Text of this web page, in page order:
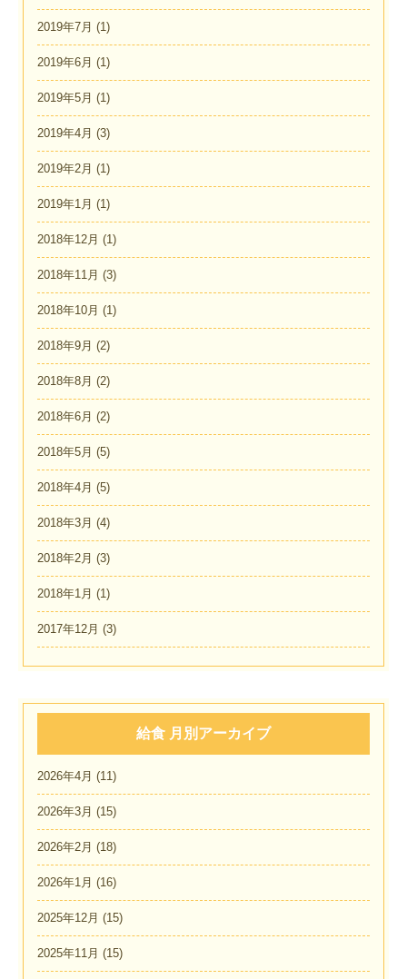
2019年7月 (1)
2019年6月 (1)
2019年5月 (1)
2019年4月 (3)
2019年2月 (1)
2019年1月 (1)
2018年12月 (1)
2018年11月 (3)
2018年10月 (1)
2018年9月 (2)
2018年8月 (2)
2018年6月 (2)
2018年5月 (5)
2018年4月 (5)
2018年3月 (4)
2018年2月 (3)
2018年1月 (1)
2017年12月 (3)
給食 月別アーカイブ
2026年4月 (11)
2026年3月 (15)
2026年2月 (18)
2026年1月 (16)
2025年12月 (15)
2025年11月 (15)